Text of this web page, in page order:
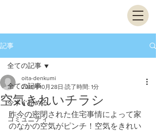
記事
全ての記事
今すぐ始める
コミュニティ
全ての記事
空気きれいチラシ
oita-denkumi
2019年10月28日 読了時間: 1分
昨今の密閉された住宅事情によって家
のなかの空気がピンチ！​空気をきれい